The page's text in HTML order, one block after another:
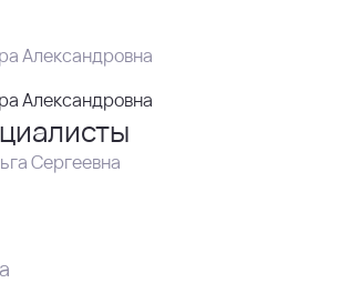
Александровна
Александровна